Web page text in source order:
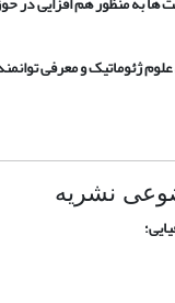
ژئوماتیک و معرفی
نشریه